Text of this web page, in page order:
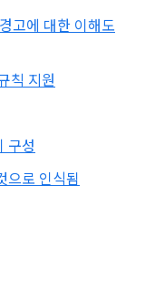
고에 대한 이해도
칙 지원
구성
으로 인식됨